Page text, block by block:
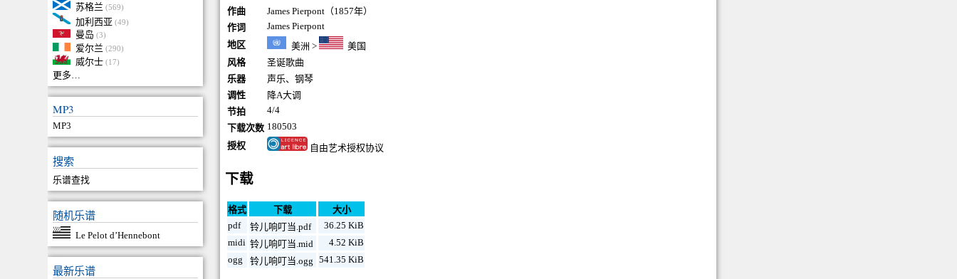
苏格兰 (569)
加利西亚 (49)
曼岛 (3)
爱尔兰 (290)
威尔士 (17)
更多…
MP3
MP3
搜索
乐谱查找
随机乐谱
Le Pelot d’Hennebont
最新乐谱
作曲
James Pierpont（1857年）
作词
James Pierpont
地区
美洲 >
美国
风格
圣诞歌曲
乐器
声乐、钢琴
调性
降A大调
节拍
4/4
下载次数 180503
授权
自由艺术授权协议
下载
格式 下载
大小
pdf
铃儿响叮当.pdf
36.25 KiB
midi 铃儿响叮当.mid
4.52 KiB
ogg
铃儿响叮当.ogg 541.35 KiB